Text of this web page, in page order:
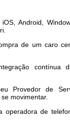
Android,
de um caro
contínua
Provedor de
movimentar.
operadora de